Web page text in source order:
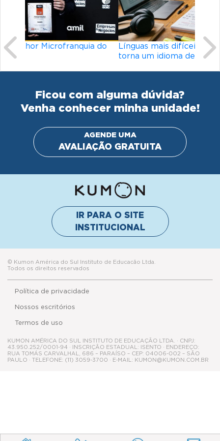
Línguas mais difíceis do mundo: o que
torna um idioma desafiador?
Ficou com alguma dúvida?
Venha conhecer minha unidade!
AGENDE UMA
AVALIAÇÃO GRATUITA
IR PARA O SITE
INSTITUCIONAL
© Kumon América do Sul Instituto de Educacão Ltda.
Todos os direitos reservados
Política de privacidade
Termos de uso
Nossos escritórios
KUMON AMÉRICA DO SUL INSTITUTO DE EDUCAÇÃO LTDA. · CNPJ:
43.950.252/0001-94 · INSCRIÇÃO ESTADUAL: ISENTO · ENDEREÇO:
RUA TOMÁS CARVALHAL, 686 – PARAÍSO – CEP: 04006-002 – SÃO
PAULO · TELEFONE: (11) 3059-3700 · E-MAIL: KUMON@KUMON.COM.BR